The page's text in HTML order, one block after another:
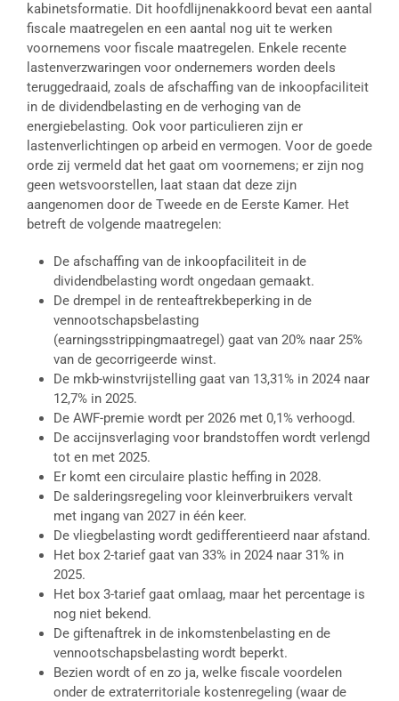
kabinetsformatie. Dit hoofdlijnenakkoord bevat een aantal
fiscale maatregelen en een aantal nog uit te werken
voornemens voor fiscale maatregelen. Enkele recente
lastenverzwaringen voor ondernemers worden deels
teruggedraaid, zoals de afschaffing van de inkoopfaciliteit
in de dividendbelasting en de verhoging van de
energiebelasting. Ook voor particulieren zijn er
lastenverlichtingen op arbeid en vermogen. Voor de goede
orde zij vermeld dat het gaat om voornemens; er zijn nog
geen wetsvoorstellen, laat staan dat deze zijn
aangenomen door de Tweede en de Eerste Kamer. Het
betreft de volgende maatregelen:
De afschaffing van de inkoopfaciliteit in de
dividendbelasting wordt ongedaan gemaakt.
De drempel in de renteaftrekbeperking in de
vennootschapsbelasting
(earningsstrippingmaatregel) gaat van 20% naar 25%
van de gecorrigeerde winst.
De mkb-winstvrijstelling gaat van 13,31% in 2024 naar
12,7% in 2025.
De AWF-premie wordt per 2026 met 0,1% verhoogd.
De accijnsverlaging voor brandstoffen wordt verlengd
tot en met 2025.
Er komt een circulaire plastic heffing in 2028.
De salderingsregeling voor kleinverbruikers vervalt
met ingang van 2027 in één keer.
De vliegbelasting wordt gedifferentieerd naar afstand.
Het box 2-tarief gaat van 33% in 2024 naar 31% in
2025.
Het box 3-tarief gaat omlaag, maar het percentage is
nog niet bekend.
De giftenaftrek in de inkomstenbelasting en de
vennootschapsbelasting wordt beperkt.
Bezien wordt of en zo ja, welke fiscale voordelen
onder de extraterritoriale kostenregeling (waar de